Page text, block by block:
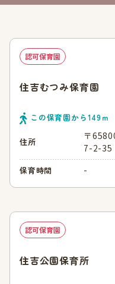
認可保育園
住吉むつみ保育園
この保育園から149ｍ
住所
〒
7-2-35
保育時間 -
認可保育園
住吉公園保育所